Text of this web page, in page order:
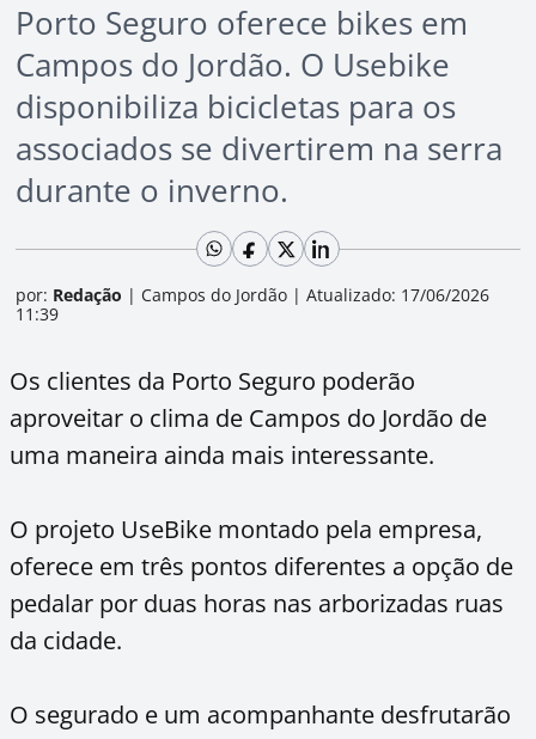
Porto Seguro oferece bikes em
Campos do Jordão. O Usebike
disponibiliza bicicletas para os
associados se divertirem na serra
durante o inverno.
por: Redação | Campos do Jordão | Atualizado: 17/06/2026
11:39
Os clientes da Porto Seguro poderão
aproveitar o clima de Campos do Jordão de
uma maneira ainda mais interessante.
O projeto UseBike montado pela empresa,
oferece em três pontos diferentes a opção de
pedalar por duas horas nas arborizadas ruas
da cidade.
O segurado e um acompanhante desfrutarão